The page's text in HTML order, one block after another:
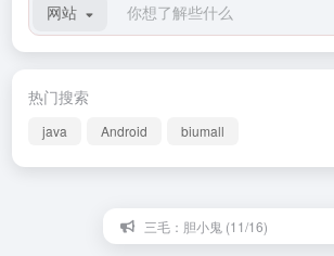
网站
热门搜索
java Android biumall
三毛：胆小鬼 (11/16)